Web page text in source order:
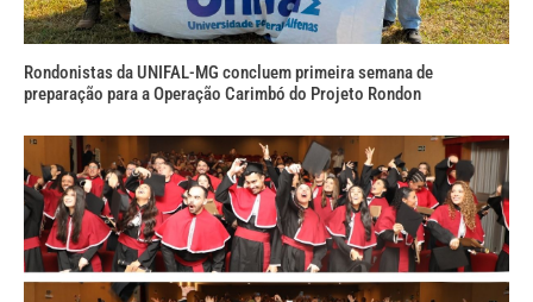
Rondonistas da UNIFAL-MG concluem primeira semana de
preparação para a Operação Carimbó do Projeto Rondon